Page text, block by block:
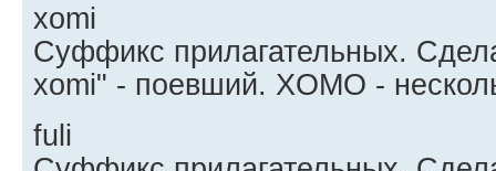
xomi
Суффикс прилагательных.
xomi" - поевший. XOMO -
fuli